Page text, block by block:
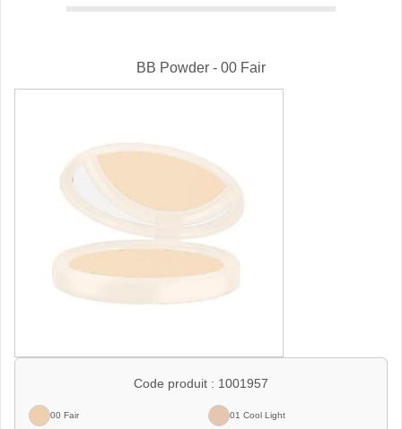
BB Powder - 00 Fair
Code produit : 1001957
00 Fair 01 Cool Light